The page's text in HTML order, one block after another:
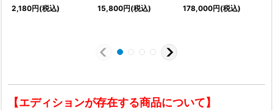
2,180円(税込)
15,800円(税込)
178,000円(税込)
【エディションが存在する商品について】